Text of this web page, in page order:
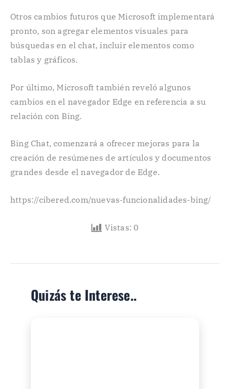
Otros cambios futuros que Microsoft implementará
pronto, son agregar elementos visuales para
búsquedas en el chat, incluir elementos como
tablas y gráficos.
Por último, Microsoft también reveló algunos
cambios en el navegador Edge en referencia a su
relación con Bing.
Bing Chat, comenzará a ofrecer mejoras para la
creación de resúmenes de artículos y documentos
grandes desde el navegador de Edge.
https://cibered.com/nuevas-funcionalidades-bing/
Vistas: 0
Quizás te Interese..